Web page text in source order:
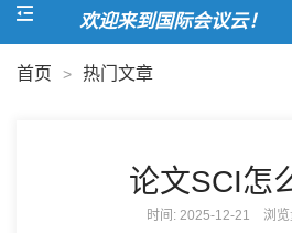
欢迎来到国际会议云！
首页 > 热门文章
论文SCI怎
时间: 2025-12-21 浏览